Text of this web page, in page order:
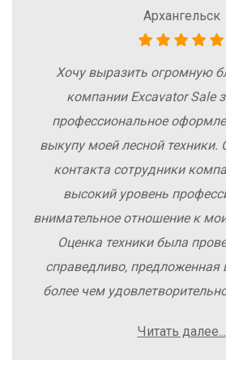
Архангельск
Хочу выразить огромную
компании Excavator Sale
профессиональное
выкупу моей лесной техники.
контакта сотрудники
высокий уровень
внимательное отношение к
Оценка техники была
справедливо, предложенная
более чем
осложнений. Рекомендую
Читать далее...